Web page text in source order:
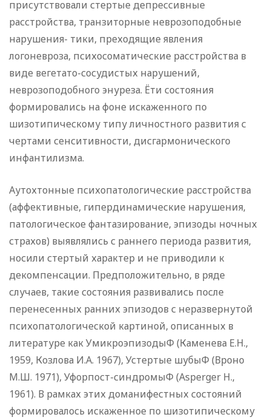
присутствовали стертые депрессивные
расстройства, транзиторные неврозоподобные
нарушения- тики, преходящие явления
логоневроза, психосоматические расстройства в
виде вегетато-сосудистых нарушений,
неврозоподобного энуреза. Ёти состояния
формировались на фоне искаженного по
шизотипическому типу личностного развития с
чертами сенситивности, дисгармонического
инфантилизма.
Аутохтонные психопатологические расстройства
(аффективные, гипердинамические нарушения,
патологическое фантазирование, эпизоды ночных
страхов) выявлялись с раннего периода развития,
носили стертый характер и не приводили к
декомпенсации. Предположительно, в ряде
случаев, такие состояния развивались после
перенесенных ранних эпизодов с неразвернутой
психопатологической картиной, описанных в
литературе как УмикроэпизодыФ (Каменева Е.Н.,
1959, Козлова И.А. 1967), Устертые шубыФ (Вроно
М.Ш. 1971), Уфорпост-синдромыФ (Asperger H.,
1961). В рамках этих доманифестных состояний
формировалось искаженное по шизотипическому